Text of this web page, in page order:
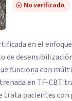
No verificado
en el
de
funciona con
en TF-CBT
trata pacientes con